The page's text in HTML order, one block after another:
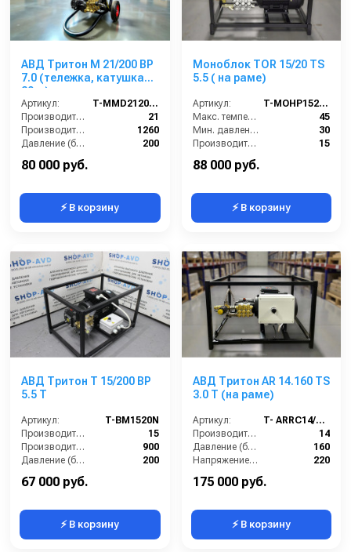
АВД Тритон М 21/200 ВР
7.0 (тележка, катушка
20 м)
Артикул:
T-MMD21200R
Производительность (л/мин):
21
Производительность (л/ч):
1260
Давление (бар):
200
Напряжение (В):
80 000 руб.
⚡ В корзину
Моноблок TOR 15/20 TS
5.5 ( на раме)
Артикул:
T-MOHP1520RN
Макс. температура воды (°C):
45
Мин. давление (бар):
30
Производительность (л/мин):
15
Производительность (л/ч):
88 000 руб.
⚡ В корзину
АВД Тритон T 15/200 BP
5.5 T
Артикул:
T-BM1520N
Производительность (л/мин):
15
Производительность (л/ч):
900
Давление (бар):
200
Мощность (кВт):
67 000 руб.
⚡ В корзину
АВД Тритон AR 14.160 TS
3.0 Т (на раме)
Артикул:
T- ARRC14/160
Производительность (л/мин):
14
Давление (бар):
160
Напряжение (В):
220
175 000 руб.
⚡ В корзину